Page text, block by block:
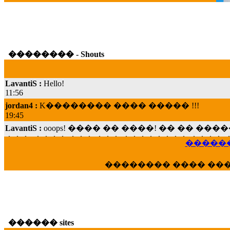
�������� - Shouts
11:56
jordan4 :
19:45
LavantiS :
���; ���� ��� ��� �������� ����
15:07
veronica :E���� 2012 ��� ����� ���
�������� ����
������ sites